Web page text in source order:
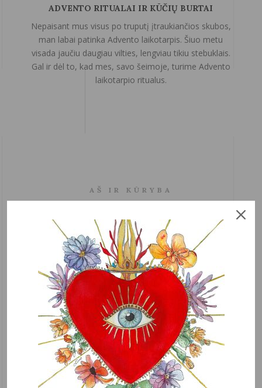
ADVENTO RITUALAI IR KŪČIŲ BURTAI
Nepaisant mus visus po truputį įtraukiančios skubos,
man labai patinka Advento laikotarpis. Šiuo metu
visada jaučiu daugiau vilties, lengviau tikiu stebuklais.
Gal ir dėl to, kad mes, savo šeimoje, turime Advento
laikotarpio ritualus.
AŠ IR KŪRYBA
RAKTAS. 2022/7